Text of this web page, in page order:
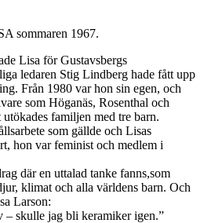
sommaren 1967.
Lisa för Gustavsbergs
ledaren Stig Lindberg hade fått upp
Från 1980 var hon sin egen, och
som Höganäs, Rosenthal och
familjen med tre barn.
som gällde och Lisas
hon var feminist och medlem i
där en uttalad tanke fanns,som
klimat och alla världens barn. Och
Larson:
skulle jag bli keramiker igen.”